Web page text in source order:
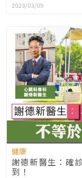
2023/03/09
健康
謝德新醫生：確
到！